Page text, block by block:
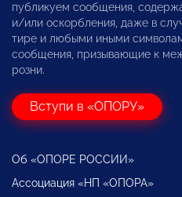
публикуем сообщения,
и/или оскорбления, даже в
тире и любыми иными
сообщения, призывающие к
розни.
Вступи в «ОПОРУ»
Об «ОПОРЕ РОССИИ»
Ассоциация «НП «ОПОРА»